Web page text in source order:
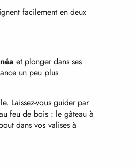
facilement en deux
et plonger dans ses
un peu plus
Laissez-vous guider par
feu de bois : le gâteau à
dans vos valises à